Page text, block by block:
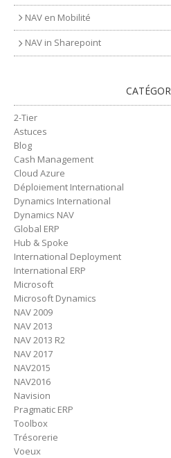
NAV en Mobilité
NAV in Sharepoint
2-Tier
Astuces
Blog
Cash Management
Cloud Azure
Déploiement International
Dynamics International
Dynamics NAV
Global ERP
Hub & Spoke
International Deployment
International ERP
Microsoft
Microsoft Dynamics
NAV 2009
NAV 2013
NAV 2013 R2
NAV 2017
NAV2015
NAV2016
Navision
Pragmatic ERP
Toolbox
Trésorerie
Voeux